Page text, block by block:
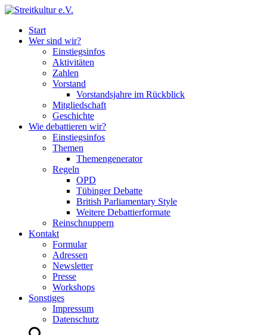
Start
Wer sind wir?
Einstiegsinfos
Aktivitäten
Zahlen
Vorstand
Vorstandsjahre im Rückblick
Mitgliedschaft
Geschichte
Wie debattieren wir?
Einstiegsinfos
Themen
Themengenerator
Regeln
OPD
Tübinger Debatte
British Parliamentary Style
Weitere Debattierformate
Reinschnuppern
Kontakt
Formular
Adressen
Newsletter
Presse
Workshops
Sonstiges
Impressum
Datenschutz